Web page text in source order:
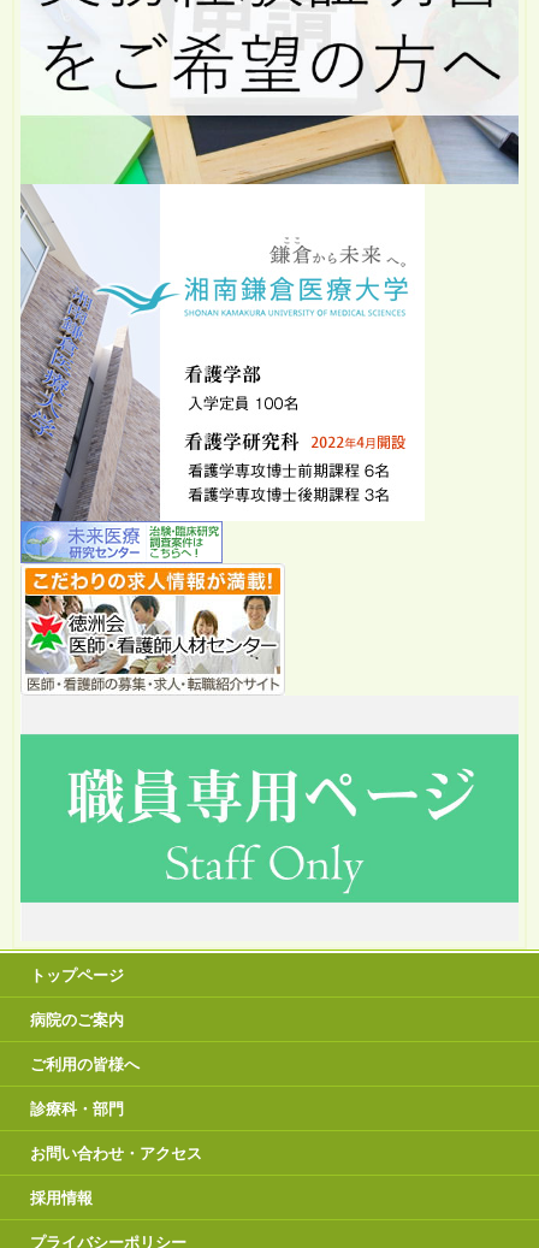
トップページ
病院のご案内
ご利用の皆様へ
診療科・部門
お問い合わせ・アクセス
採用情報
プライバシーポリシー